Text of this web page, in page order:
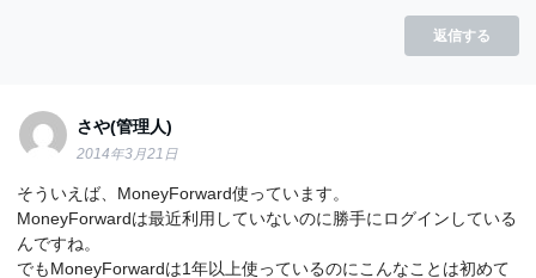
返信する
さや(管理人)
2014年3月21日
そういえば、MoneyForward使っています。
MoneyForwardは最近利用していないのに勝手にログインしている
んですね。
でもMoneyForwardは1年以上使っているのにこんなことは初めて